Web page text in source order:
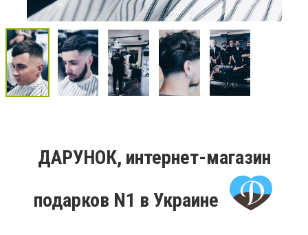
ДАРУНОК, интернет-магазин
подарков N1 в Украине